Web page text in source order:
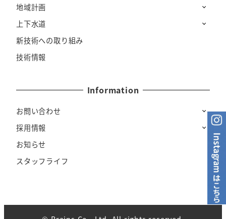
地域計画
上下水道
新技術への取り組み
技術情報
Information
お問い合わせ
採用情報
お知らせ
スタッフライフ